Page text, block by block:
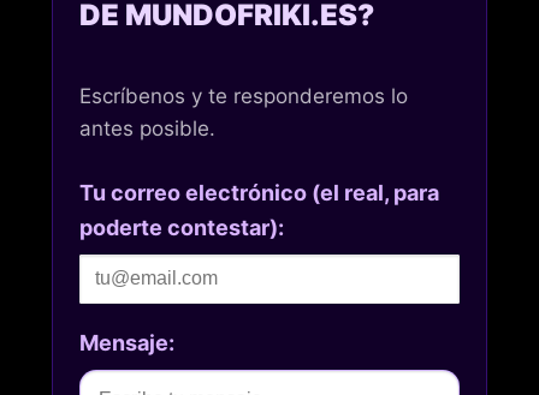
DE MUNDOFRIKI.ES?
Escríbenos y te responderemos lo
antes posible.
Tu correo electrónico (el real, para
poderte contestar):
Mensaje: